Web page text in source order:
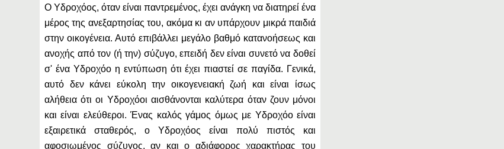
Ο Υδροχόος, όταν είναι παντρεμένος, έχει ανάγκη να διατηρεί ένα
μέρος της ανεξαρτησίας του, ακόμα κι αν υπάρχουν μικρά παιδιά
στην οικογένεια. Αυτό επιβάλλει μεγάλο βαθμό κατανοήσεως και
ανοχής από τον (ή την) σύζυγο, επειδή δεν είναι συνετό να δοθεί
σ' ένα Υδροχόο η εντύπωση ότι έχει πιαστεί σε παγίδα. Γενικά,
αυτό δεν κάνει εύκολη την οικογενειακή ζωή και είναι ίσως
αλήθεια ότι οι Υδροχόοι αισθάνονται καλύτερα όταν ζουν μόνοι
και είναι ελεύθεροι. Ένας καλός γάμος όμως με Υδροχόο είναι
εξαιρετικά σταθερός, ο Υδροχόος είναι πολύ πιστός και
αφοσιωμένος σύζυγος, αν και ο αδιάφορος χαρακτήρας του